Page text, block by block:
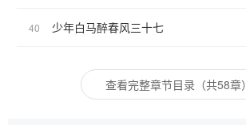
40 少年白马醉春风三十七
查看完整章节目录（共58章）